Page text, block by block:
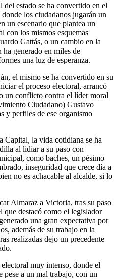
estado se ha convertido en el
los ciudadanos jugarán un
un escenario que plantea un
con los mismos esquemas
Gattás, o un cambio en la
generado en miles de
una luz de esperanza.
el mismo se ha convertido en su
el proceso electoral, arrancó
un conflicto contra el líder moral
Ciudadano) Gustavo
y perfiles de ese organismo
Capital, la vida cotidiana se ha
al lidiar a su paso con
como baches, un pésimo
inseguridad que crece día a
no es achacable al alcalde, si lo
Almaraz a Victoria, tras su paso
que destacó como el legislador
una gran expectativa por
además de su trabajo en la
realizadas dejo un precedente
muy intenso, donde el
pese a un mal trabajo, con un